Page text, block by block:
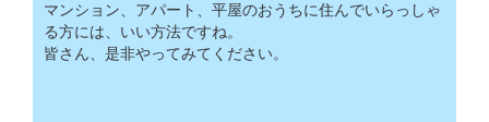
マンション、アパート、平屋のおうちに住んでいらっしゃ
る方には、いい方法ですね。
皆さん、是非やってみてください。